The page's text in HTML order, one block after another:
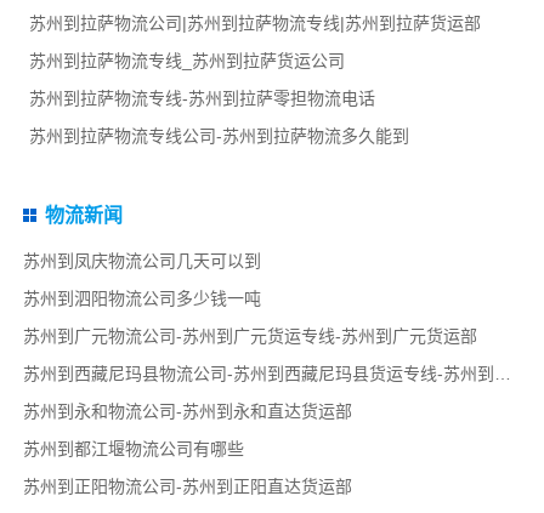
苏州到拉萨物流公司|苏州到拉萨物流专线|苏州到拉萨货运部
苏州到拉萨物流专线_苏州到拉萨货运公司
苏州到拉萨物流专线-苏州到拉萨零担物流电话
苏州到拉萨物流专线公司-苏州到拉萨物流多久能到
物流新闻
苏州到凤庆物流公司几天可以到
苏州到泗阳物流公司多少钱一吨
苏州到广元物流公司-苏州到广元货运专线-苏州到广元货运部
苏州到永和物流公司-苏州到永和直达货运部
苏州到都江堰物流公司有哪些
苏州到正阳物流公司-苏州到正阳直达货运部